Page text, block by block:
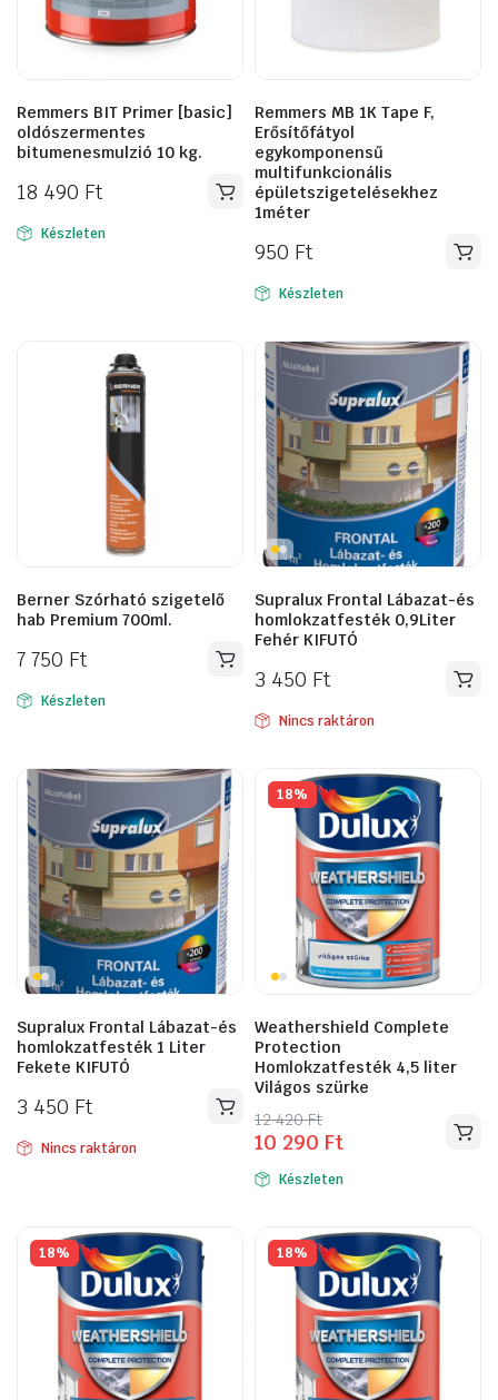
Remmers BIT Primer [basic]
oldószermentes
bitumenesmulzió 10 kg.
18 490 Ft
Készleten
Remmers MB 1K Tape F,
Erősítőfátyol
egykomponensű
multifunkcionális
épületszigetelésekhez
1méter
950 Ft
Készleten
Berner Szórható szigetelő
hab Premium 700ml.
7 750 Ft
Készleten
Supralux Frontal Lábazat-és
homlokzatfesték 0,9Liter
Fehér KIFUTÓ
3 450 Ft
Nincs raktáron
Supralux Frontal Lábazat-és
homlokzatfesték 1 Liter
Fekete KIFUTÓ
3 450 Ft
Nincs raktáron
18%
Weathershield Complete
Protection
Homlokzatfesték 4,5 liter
Világos szürke
12 420Ft
Original
price
was:
10 290 Ft
Current
price
is: Készleten
18% 18%